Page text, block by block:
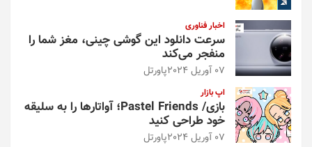
اخبار فناوری
سرعت دانلود این گوشی چینی، مغز شما را
منفجر می‌کند
07 آوریل 2024 پاورتل
اپ بازار
بازی/ Pastel Friends؛ آواتارها را به سلیقه
خود طراحی کنید
07 آوریل 2024 پاورتل